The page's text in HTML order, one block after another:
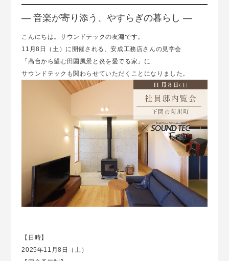
― 音楽が寄り添う、やすらぎの暮らし ―
こんにちは。サウンドテックの友淵です。
11月8日（土）に開催される、安成工務店さんの見学会
「高台から望む田園風景と炎を愛でる家」に
サウンドテックも関わらせていただくことになりました。
【日時】
2025年11月8日（土）